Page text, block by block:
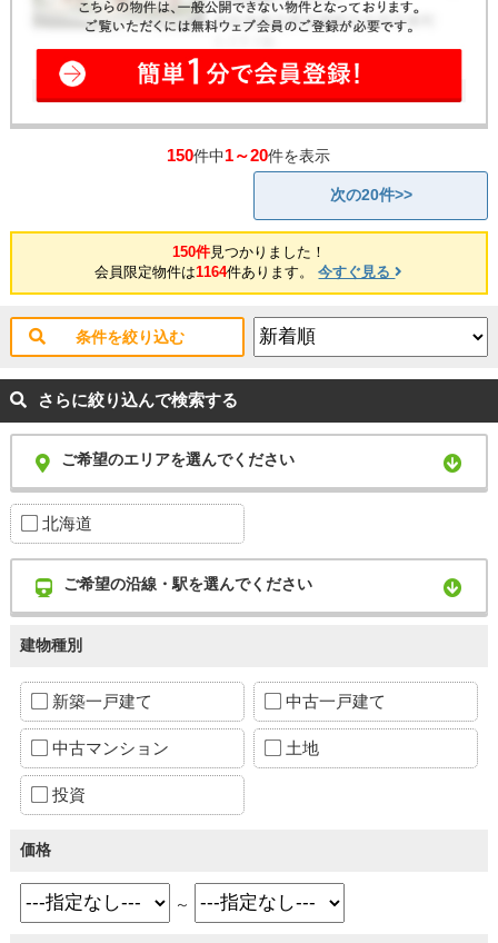
150件中1～20件を表示
次の20件>>
150件見つかりました！
会員限定物件は1164件あります。今すぐ見る
条件を絞り込む
さらに絞り込んで検索する
ご希望のエリアを選んでください
北海道
ご希望の沿線・駅を選んでください
建物種別
新築一戸建て 中古一戸建て
中古マンション 土地
投資
価格
～